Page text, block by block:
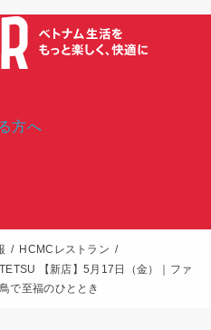
方へ
HCMCレストラン
【新店】5月17日（金）｜ファ
で至福のひととき